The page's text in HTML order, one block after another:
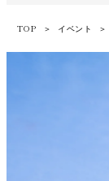
TOP ＞ イベント ＞